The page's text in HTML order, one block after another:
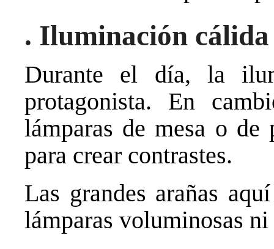
. Iluminación
Durante el día, la
protagonista. En
lámparas de mesa o
para crear contrastes.
Las grandes arañas
lámparas voluminosas